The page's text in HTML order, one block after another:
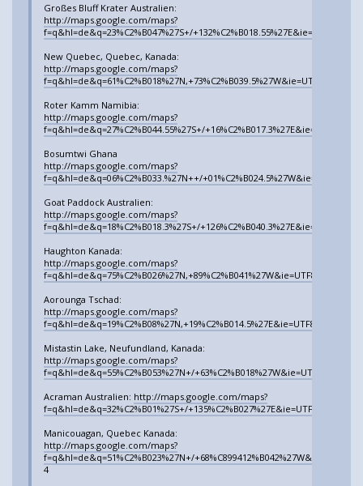
Großes Bluff Krater Australien:
http://maps.google.com/maps?
f=q&hl=de&q=23%C2%B047%27S+/
New Quebec, Quebec, Kanada:
http://maps.google.com/maps?
Roter Kamm Namibia:
http://maps.google.com/maps?
f=q&hl=de&q=27%C2%B044.55%27S+/
Bosumtwi Ghana
http://maps.google.com/maps?
f=q&hl=de&q=06%C2%B033.%27N++/
Goat Paddock Australien:
http://maps.google.com/maps?
f=q&hl=de&q=18%C2%B018.3%27S+/
Haughton Kanada:
http://maps.google.com/maps?
Aorounga Tschad:
http://maps.google.com/maps?
Mistastin Lake, Neufundland, Kanada:
http://maps.google.com/maps?
f=q&hl=de&q=55%C2%B053%27N+/
Acraman Australien: http://maps.google.com/maps?
f=q&hl=de&q=32%C2%B01%27S+/
Manicouagan, Quebec Kanada:
http://maps.google.com/maps?
f=q&hl=de&q=51%C2%B023%27N+/
4